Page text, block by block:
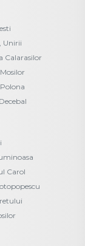
Unirii
Calarasilor
Carol